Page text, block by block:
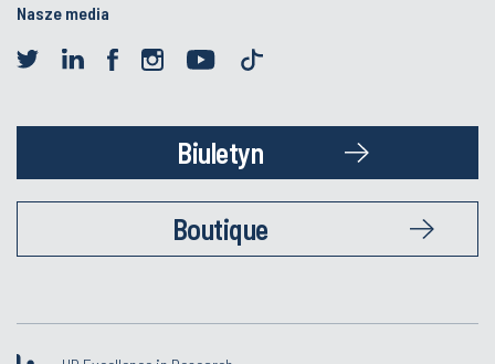
Nasze media
Biuletyn
Boutique